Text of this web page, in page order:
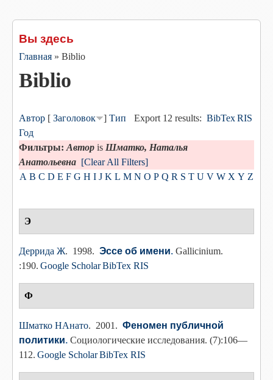
Вы здесь
Главная » Biblio
Biblio
Export 12 results: BibTexRIS
Автор [ Заголовок ] Тип
Год
Фильтры: Автор is Шматко, Наталья
Анатольевна [Clear All Filters]
A B C D E F G H I J K L M N O P Q R S T U V W X Y Z
Э
Деррида Ж. 1998. Эссе об имени. Gallicinium.
:190. Google ScholarBibTex RIS
Ф
Шматко НАнато. 2001. Феномен публичной
политики. Социологические исследования. (7):106—
112. Google ScholarBibTex RIS